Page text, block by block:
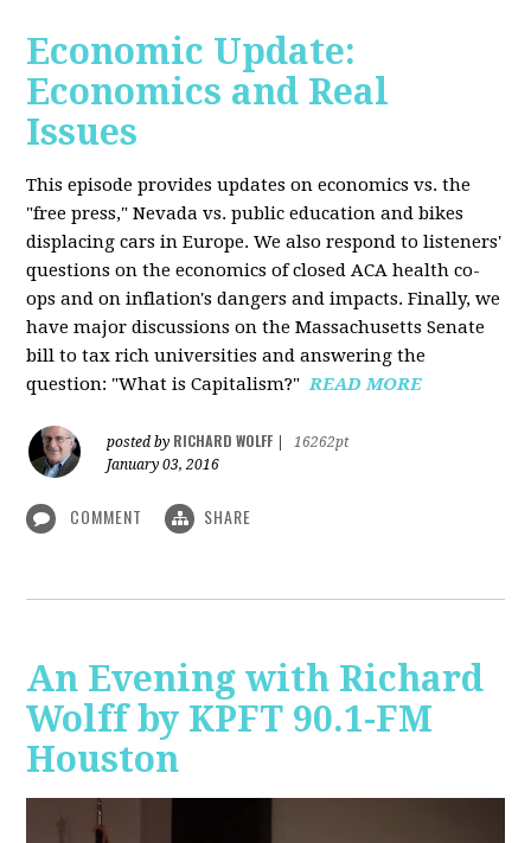
Economic Update:
Economics and Real
Issues
This episode provides updates on economics vs. the
"free press," Nevada vs. public education and bikes
displacing cars in Europe. We also respond to listeners'
questions on the economics of closed ACA health co-
ops and on inflation's dangers and impacts. Finally, we
have major discussions on the Massachusetts Senate
bill to tax rich universities and answering the
question: "What is Capitalism?"READ MORE
posted by RICHARD WOLFF
16262pt
January 03, 2016
COMMENT SHARE
An Evening with Richard
Wolff by KPFT 90.1-FM
Houston